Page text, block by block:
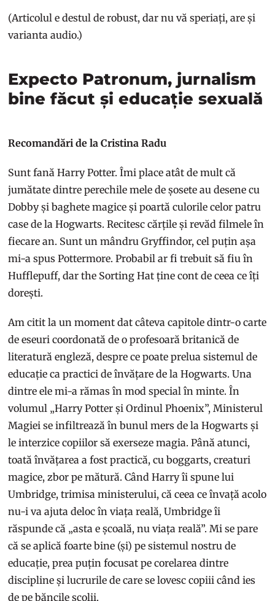
(Articolul e destul de robust, dar nu vă speriați, are și
varianta audio.)
Expecto Patronum, jurnalism
bine făcut și educație sexuală
Recomandări de la Cristina Radu
Sunt fană Harry Potter. Îmi place atât de mult că
jumătate dintre perechile mele de șosete au desene cu
Dobby și baghete magice și poartă culorile celor patru
case de la Hogwarts. Recitesc cărțile și revăd filmele în
fiecare an. Sunt un mândru Gryffindor, cel puțin așa
mi-a spus Pottermore. Probabil ar fi trebuit să fiu în
Hufflepuff, dar the Sorting Hat ține cont de ceea ce îți
dorești.
Am citit la un moment dat câteva capitole dintr-o carte
de eseuri coordonată de o profesoară britanică de
literatură engleză, despre ce poate prelua sistemul de
educație ca practici de învățare de la Hogwarts. Una
dintre ele mi-a rămas în mod special în minte. În
volumul „Harry Potter și Ordinul Phoenix”, Ministerul
Magiei se infiltrează în bunul mers de la Hogwarts și
le interzice copiilor să exerseze magia. Până atunci,
toată învățarea a fost practică, cu boggarts, creaturi
magice, zbor pe mătură. Când Harry îi spune lui
Umbridge, trimisa ministerului, că ceea ce învață acolo
nu-i va ajuta deloc în viața reală, Umbridge îi
răspunde că „asta e școală, nu viața reală”. Mi se pare
că se aplică foarte bine (și) pe sistemul nostru de
educație, prea puțin focusat pe corelarea dintre
discipline și lucrurile de care se lovesc copiii când ies
de pe băncile școlii.